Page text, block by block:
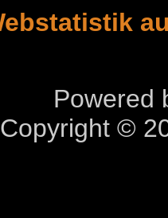
Powered
Copyright ©